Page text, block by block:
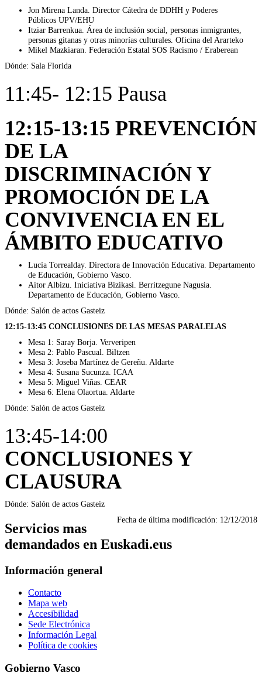
Jon Mirena Landa. Director Cátedra de DDHH y Poderes
Públicos UPV/EHU
Itziar Barrenkua. Área de inclusión social, personas inmigrantes,
personas gitanas y otras minorías culturales. Oficina del Ararteko
Mikel Mazkiaran. Federación Estatal SOS Racismo / Eraberean
Dónde: Sala Florida
11:45- 12:15 Pausa
12:15-13:15 PREVENCIÓN
DE LA
DISCRIMINACIÓN Y
PROMOCIÓN DE LA
CONVIVENCIA EN EL
ÁMBITO EDUCATIVO
Lucía Torrealday. Directora de Innovación Educativa. Departamento
de Educación, Gobierno Vasco.
Aitor Albizu. Iniciativa Bizikasi. Berritzegune Nagusia.
Departamento de Educación, Gobierno Vasco.
Dónde: Salón de actos Gasteiz
12:15-13:45 CONCLUSIONES DE LAS MESAS PARALELAS
Mesa 1: Saray Borja. Ververipen
Mesa 2: Pablo Pascual. Biltzen
Mesa 3: Joseba Martínez de Gereñu. Aldarte
Mesa 4: Susana Sucunza. ICAA
Mesa 5: Miguel Viñas. CEAR
Mesa 6: Elena Olaortua. Aldarte
Dónde: Salón de actos Gasteiz
13:45-14:00
CONCLUSIONES Y
CLAUSURA
Dónde: Salón de actos Gasteiz
Fecha de última modificación: 12/12/2018
Servicios mas
demandados en Euskadi.eus
Información general
Contacto
Mapa web
Accesibilidad
Sede Electrónica
Información Legal
Política de cookies
Gobierno Vasco